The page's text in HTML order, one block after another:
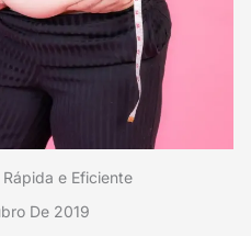
e Eficiente
De 2019